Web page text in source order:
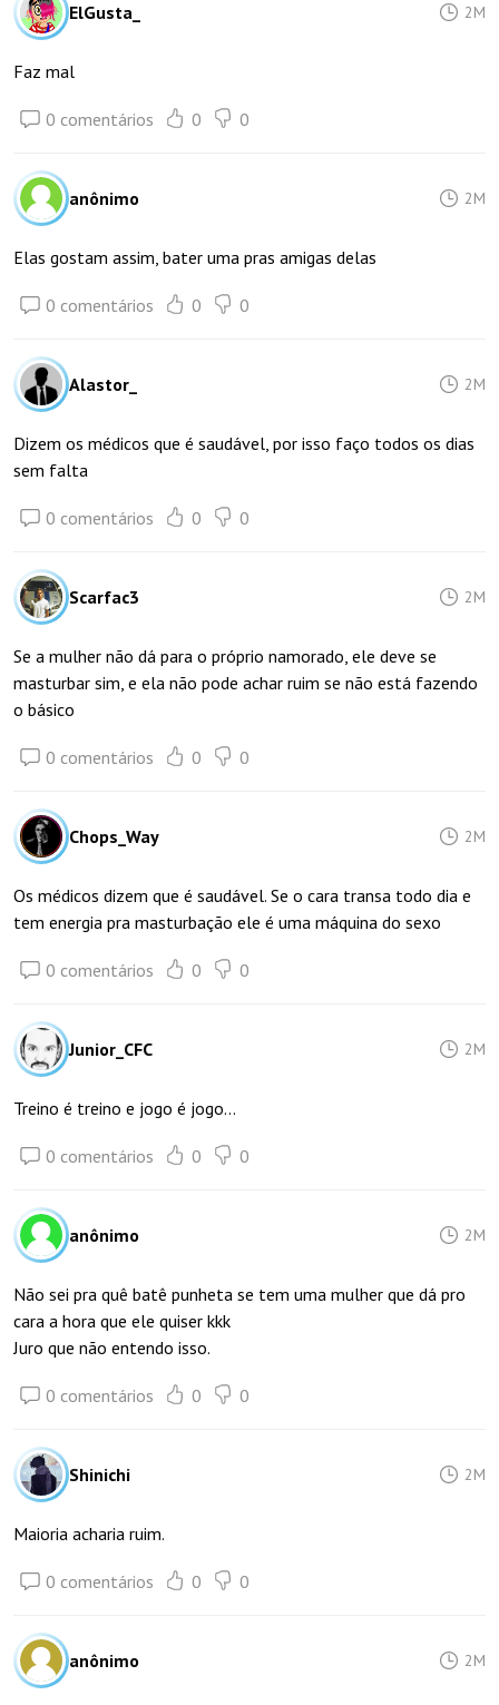
ElGusta_ 2M
Faz mal
0 comentários 0 0
anônimo 2M
Elas gostam assim, bater uma pras amigas delas
0 comentários 0 0
Alastor_ 2M
Dizem os médicos que é saudável, por isso faço todos os dias
sem falta
0 comentários 0 0
Scarfac3 2M
Se a mulher não dá para o próprio namorado, ele deve se
masturbar sim, e ela não pode achar ruim se não está fazendo
o básico
0 comentários 0 0
Chops_Way 2M
Os médicos dizem que é saudável. Se o cara transa todo dia e
tem energia pra masturbação ele é uma máquina do sexo
0 comentários 0 0
Junior_CFC 2M
Treino é treino e jogo é jogo...
0 comentários 0 0
anônimo 2M
Não sei pra quê batê punheta se tem uma mulher que dá pro
cara a hora que ele quiser kkk
Juro que não entendo isso.
0 comentários 0 0
Shinichi 2M
Maioria acharia ruim.
0 comentários 0 0
anônimo 2M